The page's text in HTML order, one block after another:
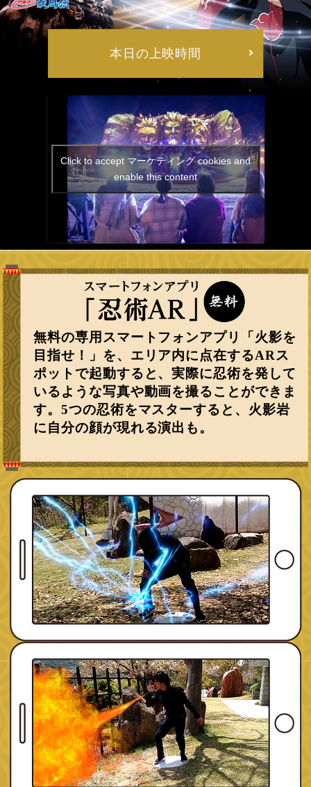
本日の上映時間
Click to accept マーケティング cookies and
enable this content
無料の専用スマートフォンアプリ「火影を
目指せ！」を、エリア内に点在するARス
ポットで起動すると、実際に忍術を発して
いるような写真や動画を撮ることができま
す。5つの忍術をマスターすると、火影岩
に自分の顔が現れる演出も。